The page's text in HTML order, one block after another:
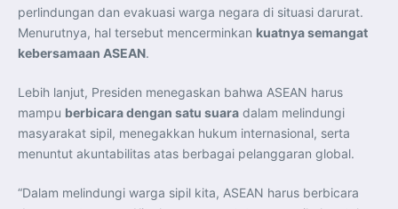
perlindungan dan evakuasi warga negara di situasi darurat.
Menurutnya, hal tersebut mencerminkan kuatnya semangat
kebersamaan ASEAN.
Lebih lanjut, Presiden menegaskan bahwa ASEAN harus
mampu berbicara dengan satu suara dalam melindungi
masyarakat sipil, menegakkan hukum internasional, serta
menuntut akuntabilitas atas berbagai pelanggaran global.
“Dalam melindungi warga sipil kita, ASEAN harus berbicara